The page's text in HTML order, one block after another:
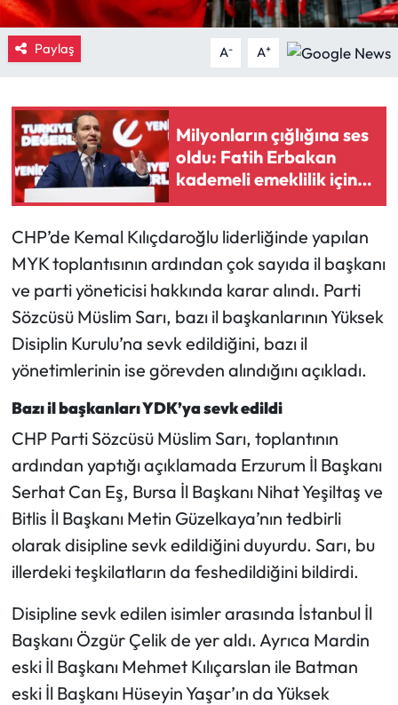
Paylaş A- A+
Milyonların çığlığına ses
oldu: Fatih Erbakan
kademeli emeklilik için
düğmeye bastı
CHP’de Kemal Kılıçdaroğlu liderliğinde yapılan
MYK toplantısının ardından çok sayıda il başkanı
ve parti yöneticisi hakkında karar alındı. Parti
Sözcüsü Müslim Sarı, bazı il başkanlarının Yüksek
Disiplin Kurulu’na sevk edildiğini, bazı il
yönetimlerinin ise görevden alındığını açıkladı.
Bazı il başkanları YDK’ya sevk edildi
CHP Parti Sözcüsü Müslim Sarı, toplantının
ardından yaptığı açıklamada Erzurum İl Başkanı
Serhat Can Eş, Bursa İl Başkanı Nihat Yeşiltaş ve
Bitlis İl Başkanı Metin Güzelkaya’nın tedbirli
olarak disipline sevk edildiğini duyurdu. Sarı, bu
illerdeki teşkilatların da feshedildiğini bildirdi.
Disipline sevk edilen isimler arasında İstanbul İl
Başkanı Özgür Çelik de yer aldı. Ayrıca Mardin
eski İl Başkanı Mehmet Kılıçarslan ile Batman
eski İl Başkanı Hüseyin Yaşar’ın da Yüksek
Kargı Haberleri
Kimdir?
Kültür Sanat
Laçin Haberleri
Magazin
Mecitözü Haberleri
Oğuzlar Haberleri
Ortaköy Haberleri
Osmancık Haberleri
Resmi İlan
Resmi Reklam
Sağlık
Siyaset
Spor
Sungurlu Haberleri